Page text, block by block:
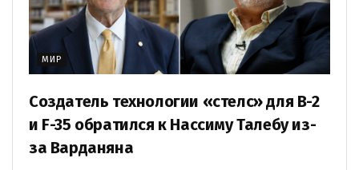
МИР
Создатель технологии «стелс» для B-2
и F-35 обратился к Нассиму Талебу из-
за Варданяна